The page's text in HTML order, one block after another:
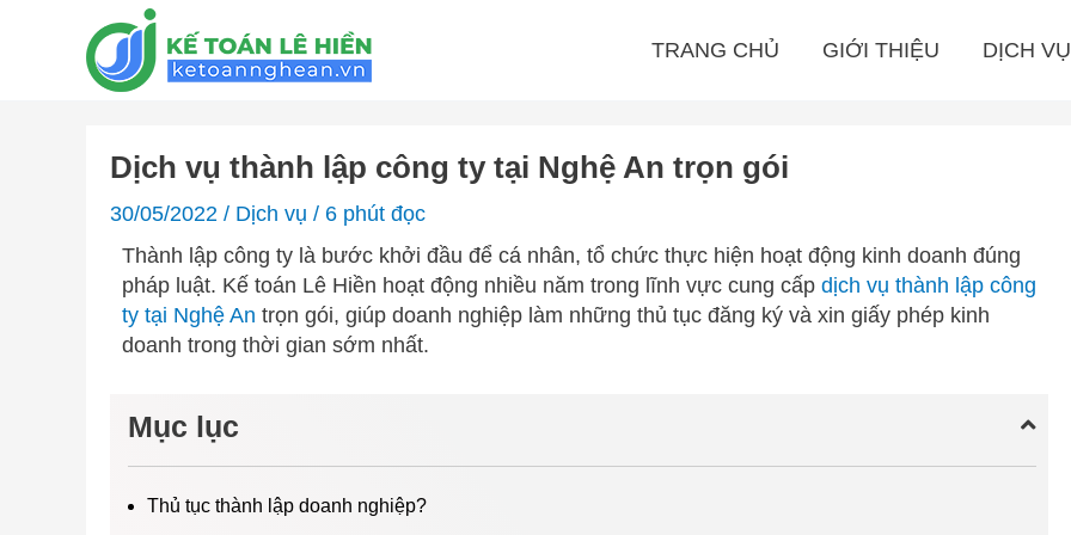
TRANG CHỦ GIỚI THIỆU DỊCH
Dịch vụ thành lập công ty tại Nghệ An trọn gói
30/05/2022 / Dịch vụ / 6 phút đọc
Thành lập công ty là bước khởi đầu để cá nhân, tổ chức thực hiện hoạt động kinh doanh đúng
pháp luật. Kế toán Lê Hiền hoạt động nhiều năm trong lĩnh vực cung cấp dịch vụ thành lập công
ty tại Nghệ An trọn gói, giúp doanh nghiệp làm những thủ tục đăng ký và xin giấy phép kinh
doanh trong thời gian sớm nhất.
Mục lục
Thủ tục thành lập doanh nghiệp?